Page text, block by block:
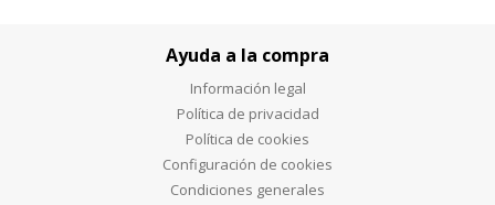
Ayuda a la compra
Información legal
Política de privacidad
Política de cookies
Configuración de cookies
Condiciones generales